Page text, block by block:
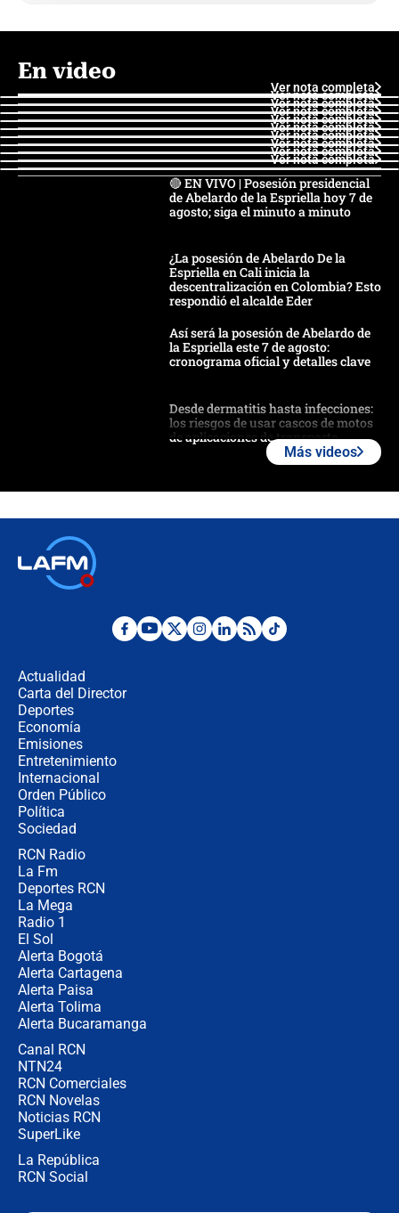
En video
Ver nota completa
Ver nota completa
Ver nota completa
Ver nota completa
Ver nota completa
Ver nota completa
Ver nota completa
Ver nota completa
Ver nota completa
Ver nota completa
🔴 EN VIVO | Posesión presidencial
de Abelardo de la Espriella hoy 7 de
agosto; siga el minuto a minuto
¿La posesión de Abelardo De la
Espriella en Cali inicia la
descentralización en Colombia? Esto
respondió el alcalde Eder
Así será la posesión de Abelardo de
la Espriella este 7 de agosto:
cronograma oficial y detalles clave
Desde dermatitis hasta infecciones:
los riesgos de usar cascos de motos
de aplicaciones de transporte
Posesión de Abelardo De La Espriella
Más videos
Actualidad
Carta del Director
Deportes
Economía
Emisiones
Entretenimiento
Internacional
Orden Público
Política
Sociedad
RCN Radio
La Fm
Deportes RCN
La Mega
Radio 1
El Sol
Alerta Bogotá
Alerta Cartagena
Alerta Paisa
Alerta Tolima
Alerta Bucaramanga
Canal RCN
NTN24
RCN Comerciales
RCN Novelas
Noticias RCN
SuperLike
La República
RCN Social